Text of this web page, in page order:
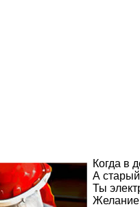
Когда в
А
Ты
Желание